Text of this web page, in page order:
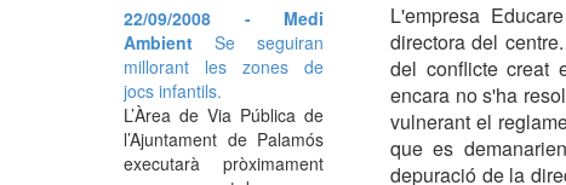
L'empresa
directora del
del conflicte creat
encara no s'ha
vulnerant el
que es
depuració de la
22/09/2008 - Medi
Ambient Se seguiran
millorant les zones de
jocs infantils.
L’Àrea de Via Pública de
l’Ajuntament de Palamós
executarà pròximament